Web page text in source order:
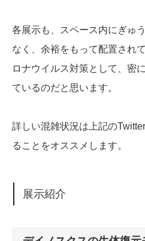
各展示も、スペース内にぎゅ
なく、余裕をもって配置され
ロナウイルス対策として、密
ているのだと思います。
詳しい混雑状況は上記の
ることをオススメします。
展示紹介